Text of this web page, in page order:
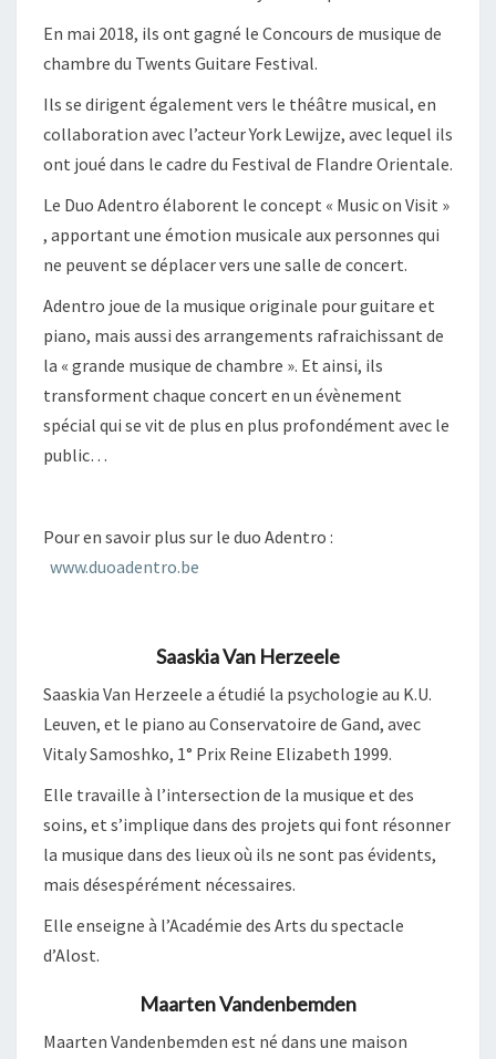
En mai 2018, ils ont gagné le Concours de musique de
chambre du Twents Guitare Festival.
Ils se dirigent également vers le théâtre musical, en
collaboration avec l’acteur York Lewijze, avec lequel ils
ont joué dans le cadre du Festival de Flandre Orientale.
Le Duo Adentro élaborent le concept « Music on Visit »
, apportant une émotion musicale aux personnes qui
ne peuvent se déplacer vers une salle de concert.
Adentro joue de la musique originale pour guitare et
piano, mais aussi des arrangements rafraichissant de
la « grande musique de chambre ». Et ainsi, ils
transforment chaque concert en un évènement
spécial qui se vit de plus en plus profondément avec le
public…
Pour en savoir plus sur le duo Adentro :
www.duoadentro.be
Saaskia Van Herzeele
Saaskia Van Herzeele a étudié la psychologie au K.U.
Leuven, et le piano au Conservatoire de Gand, avec
Vitaly Samoshko, 1° Prix Reine Elizabeth 1999.
Elle travaille à l’intersection de la musique et des
soins, et s’implique dans des projets qui font résonner
la musique dans des lieux où ils ne sont pas évidents,
mais désespérément nécessaires.
Elle enseigne à l’Académie des Arts du spectacle
d’Alost.
Maarten Vandenbemden
Maarten Vandenbemden est né dans une maison